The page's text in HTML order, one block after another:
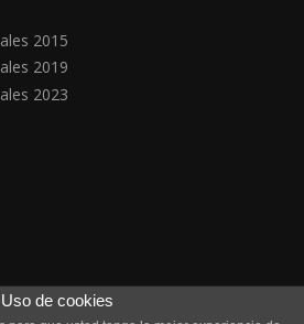
2015
2019
2023
Uso de cookies